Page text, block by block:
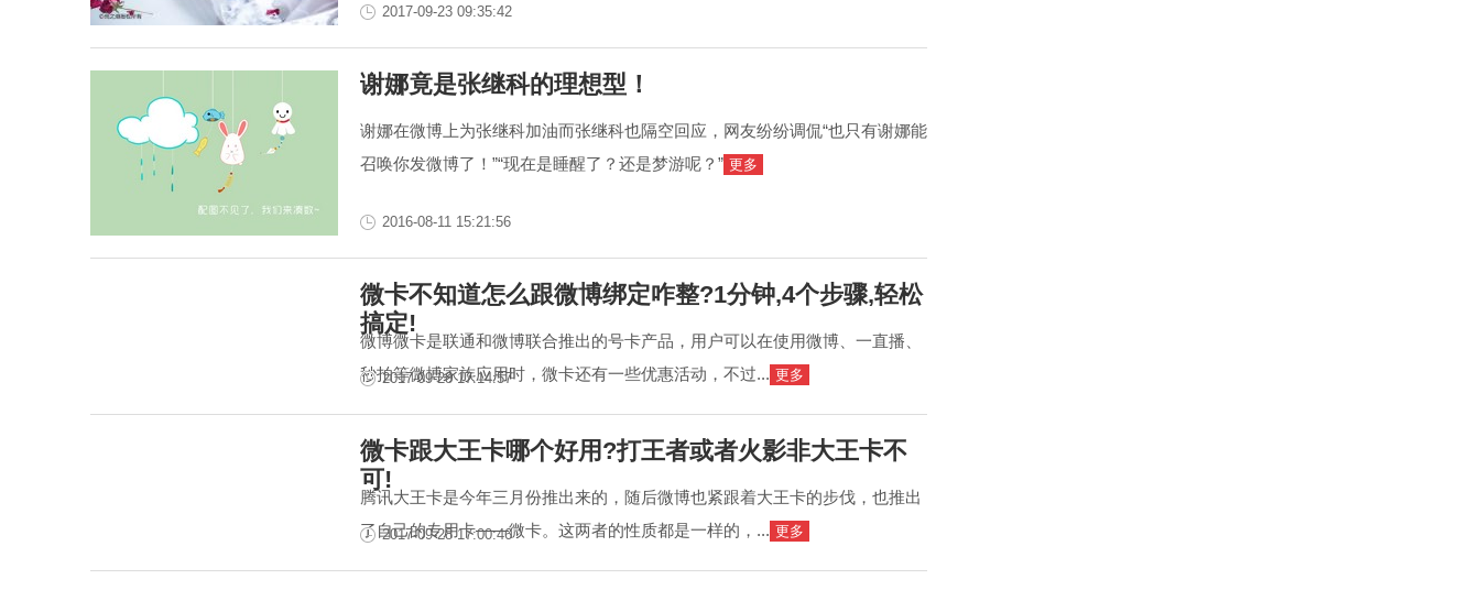
2017-09-23 09:35:42
谢娜竟是张继科的理想型！
谢娜在微博上为张继科加油而张继科也隔空回应，网友纷纷调侃“也只有谢娜能
召唤你发微博了！”“现在是睡醒了？还是梦游呢？” 更多
2016-08-11 15:21:56
微卡不知道怎么跟微博绑定咋整?1分钟,4个步骤,轻松
搞定!
微博微卡是联通和微博联合推出的号卡产品，用户可以在使用微博、一直播、
秒拍等微博家族应用时，微卡还有一些优惠活动，不过... 更多
2017-09-28 17:14:57
微卡跟大王卡哪个好用?打王者或者火影非大王卡不
可!
腾讯大王卡是今年三月份推出来的，随后微博也紧跟着大王卡的步伐，也推出
了自己的专用卡——微卡。这两者的性质都是一样的，... 更多
2017-09-28 17:00:46